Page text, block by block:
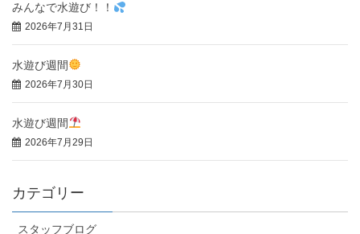
みんなで水遊び！！
2026年7月31日
水遊び週間
2026年7月30日
水遊び週間
2026年7月29日
カテゴリー
スタッフブログ